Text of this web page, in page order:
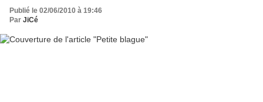
Publié le 02/06/2010 à 19:46
Par JiCé